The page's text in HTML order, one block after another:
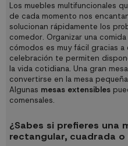
Los muebles multifuncionales
de cada momento nos
solucionan rápidamente los
comedor. Organizar una
cómodos es muy fácil gracias a
celebración te permiten
la vida cotidiana. Una gran
convertirse en la mesa
Algunas mesas extensibles
comensales.
¿Sabes si prefieres una
rectangular, cuadrada o